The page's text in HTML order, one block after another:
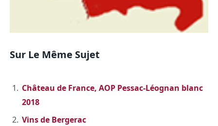
Sur Le Même Sujet
Château de France, AOP Pessac-Léognan blanc
2018
Vins de Bergerac